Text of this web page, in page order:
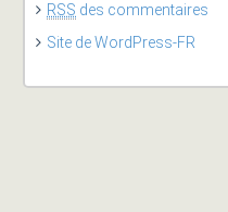
RSS des commentaires
Site de WordPress-FR